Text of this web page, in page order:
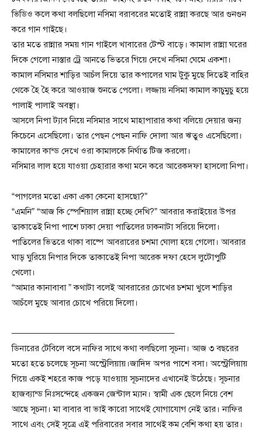
ভিডিও কলে কথা বলছিলো নসিমা বরাবরের মতোই রান্না করছে আর গুনগুন
করে গান গাইছে।
তার মতে রান্নার সময় গান গাইলে খাবারের টেস্ট বাড়ে। কামাল রান্না ঘরের
দিকে গেলো নাস্তার ট্রে আনতে ভিতরে গিয়ে দেখে নসিমা ঘেমে একশা।
কামাল নসিমার শাড়ির আচঁল দিয়ে তার কপালের ঘাম টুকু মুছে দিতেই বাহির
থেকে হৈ হৈ করে আওয়াজ শুনতে পেলো। লজ্জায় নসিমা কামাল কাচুমুচু হয়ে
পালাই পালাই অবস্থা।
আসলে নিপা ট্যাব নিয়ে নসিমার সাথে মাহাপারার কথা বলিয়ে দেয়ার জন্য
কিচেনে এসেছিলো। তার পেছন পেছন নাফি দোলা আর ঋতুও এসেছিলো।
কামালের কান্ড দেখে ওরা কামালকে নির্ঘাত টিজ করলো।
নসিমার লাল হয়ে যাওয়া চেহারার কথা মনে করে আরেকদফা হাসলো নিপা।
“পাগলের মতো একা একা কেনো হাসছো?”
“এমনি” “আজ কি স্পেশিয়াল রান্না হচ্ছে দেখি?” আবরার করাইয়ের উপর
তাকাতেই নিপা পাশে ঢাকা দেয়া পাতিলের ঢাকনাটা সরিয়ে দিলো।
পাতিলের ভিতরে থাকা বাষ্পে আবরারের চশমা ঘোলা হয়ে গেলো। আবরার
ঘাড় ঘুরিয়ে নিপার দিকে তাকাতেই নিপা আরেক দফা হেসে লুটোপুটি
খেলো।
“আমার কানাবাবা ” কথাটা বলেই আবরারের চোখের চশমা খুলে শাড়ির
আচঁলে মুছে আবার চোখে পরিয়ে দিলো।
——————————————————–
ডিনারের টেবিলে বসে নাফির সাথে কথা বলছিলো সূচনা। আজ ৩ বছরের
মতো হতে চলেছে সূচনা অস্ট্রেলিয়ায়।জাদিদ অপর পাশে বসা। অস্ট্রেলিয়ায়
গিয়ে একই শহরে কাজ পড়ে যাওয়ায় সূচনাদের এখানেই উঠেছে। সূচনার
হাজব্যান্ড নিঃসন্দেহে একজন জেন্টাল ম্যান। স্বামী এক ছেলে নিয়ে বেশ
আছে সূচনা। মা বাবার বা ভাই কারো সাথেই যোগাযোগ নেই তার। নাফির
সাথে এবং সেই সূত্রে এই পরিবারের সবার সাথেই কম বেশি কথা হয় তার।